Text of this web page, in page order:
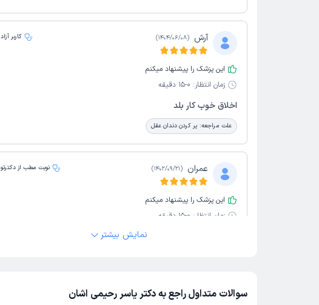
آرش (
1404/06/08
) کاربر آزاد
این پزشک را پیشنهاد میکنم
زمان انتظار: 0-15 دقیقه
اخلاق خوب کار بلد
علت مراجعه: پر کردن دندان عقل
عمران (
1402/09/21
) نوبت مطب از دکترتو
این پزشک را پیشنهاد میکنم
زمان انتظار: 0-15 دقیقه
نمایش بیشتر
سوالات متداول راجع به دکتر یاسر رحیمی اشان